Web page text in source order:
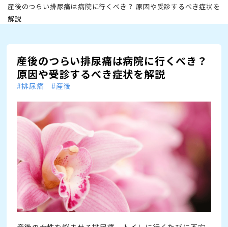
産後のつらい排尿痛は病院に行くべき？ 原因や受診するべき症状を
解説
産後のつらい排尿痛は病院に行くべき？
原因や受診するべき症状を解説
#排尿痛 #産後